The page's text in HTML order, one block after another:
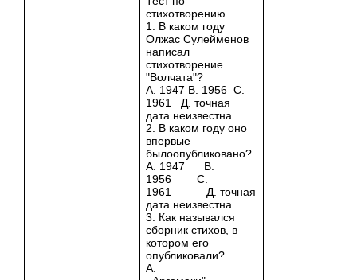
стихотворению
1. В каком году
Олжас Сулейменов
написал
стихотворение
"Волчата"?
А. 1947 В. 1956 С.
1961 Д. точная
дата неизвестна
2. В каком году оно
впервые
былоопубликовано?
А. 1947 В.
1956 С.
1961 Д. точная
дата неизвестна
3. Как назывался
сборник стихов, в
котором его
опубликовали?
А.